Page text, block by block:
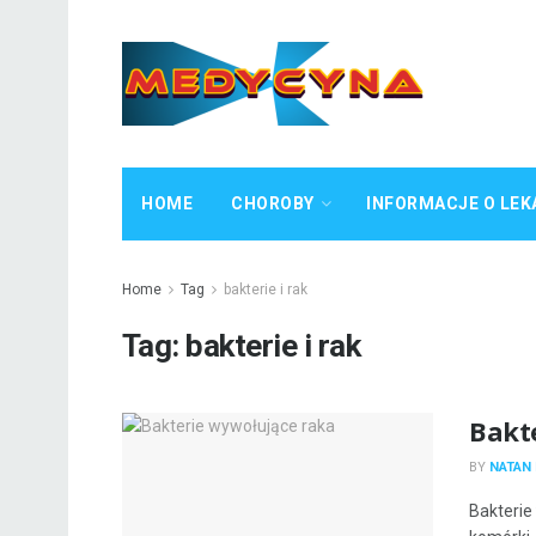
HOME CHOROBY INFORMACJE O
Home Tag bakterie i rak
Tag: bakterie i rak
BY
Bakterie